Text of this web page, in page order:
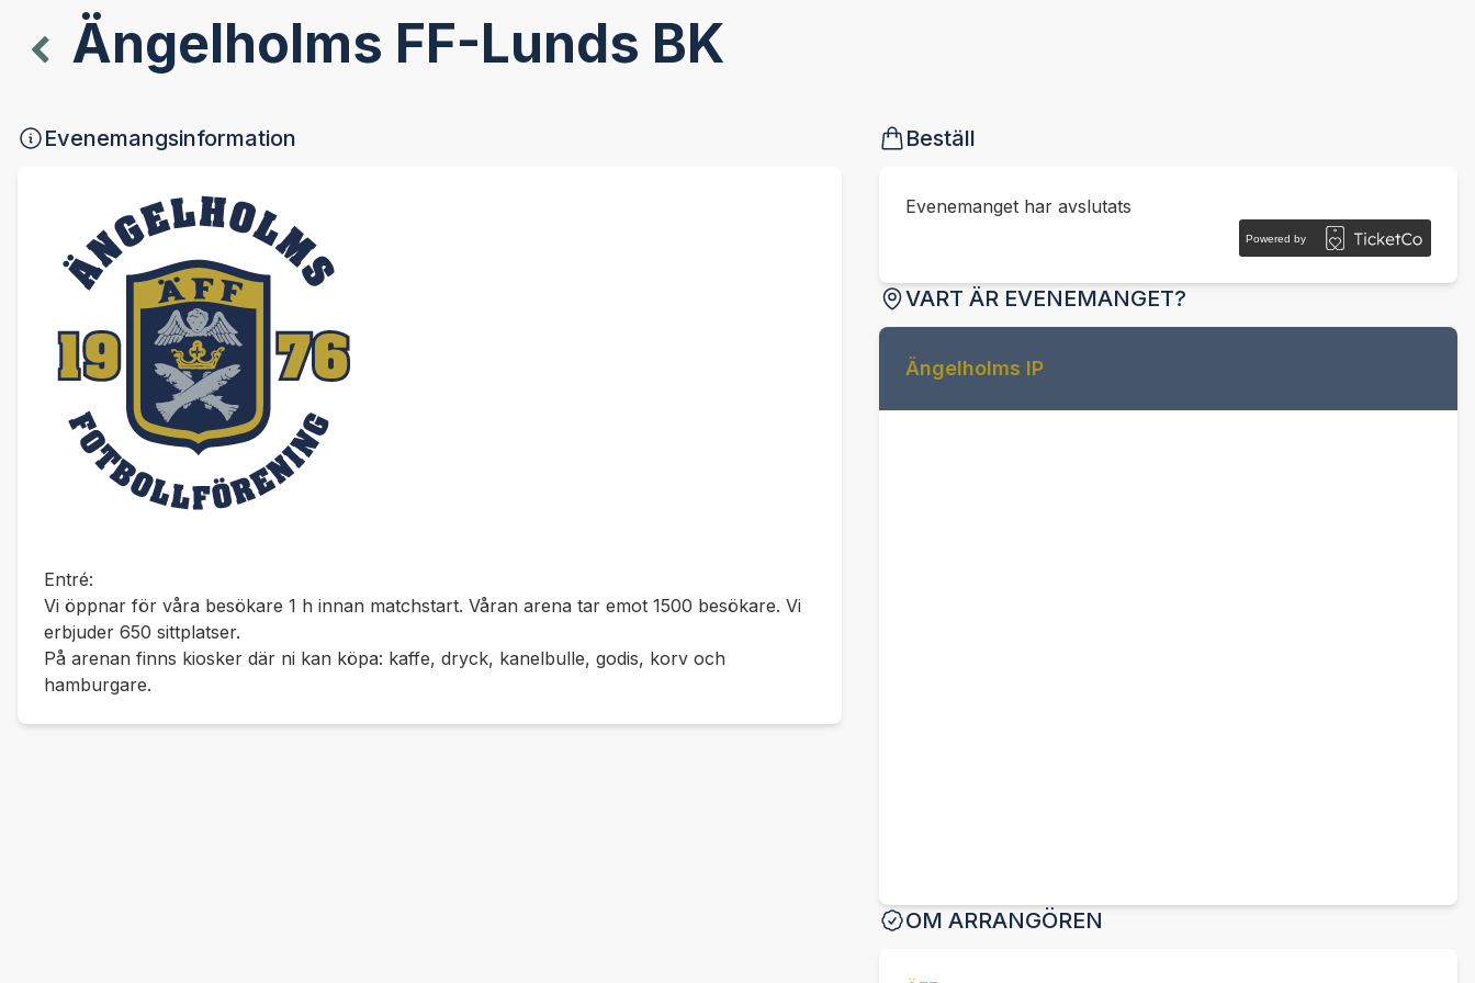
Ängelholms FF-Lunds BK
Evenemangsinformation
Entré:
Vi öppnar för våra besökare 1 h innan matchstart. Våran arena tar emot 1500 besökare. Vi
erbjuder 650 sittplatser.
På arenan finns kiosker där ni kan köpa: kaffe, dryck, kanelbulle, godis, korv och
hamburgare.
Beställ
Evenemanget har avslutats
Powered by
VART ÄR EVENEMANGET?
Ängelholms IP
OM ARRANGÖREN